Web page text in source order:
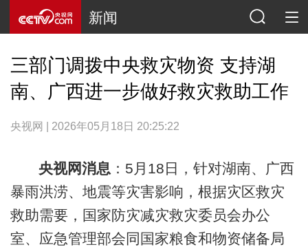
新闻
三部门调拨中央救灾物资 支持湖
南、广西进一步做好救灾救助工作
央视网 | 2026年05月18日 20:25:22
央视网消息 ：5月18日，针对湖南、广西
暴雨洪涝、地震等灾害影响，根据灾区救灾
救助需要，国家防灾减灾救灾委员会办公
室、应急管理部会同国家粮食和物资储备局